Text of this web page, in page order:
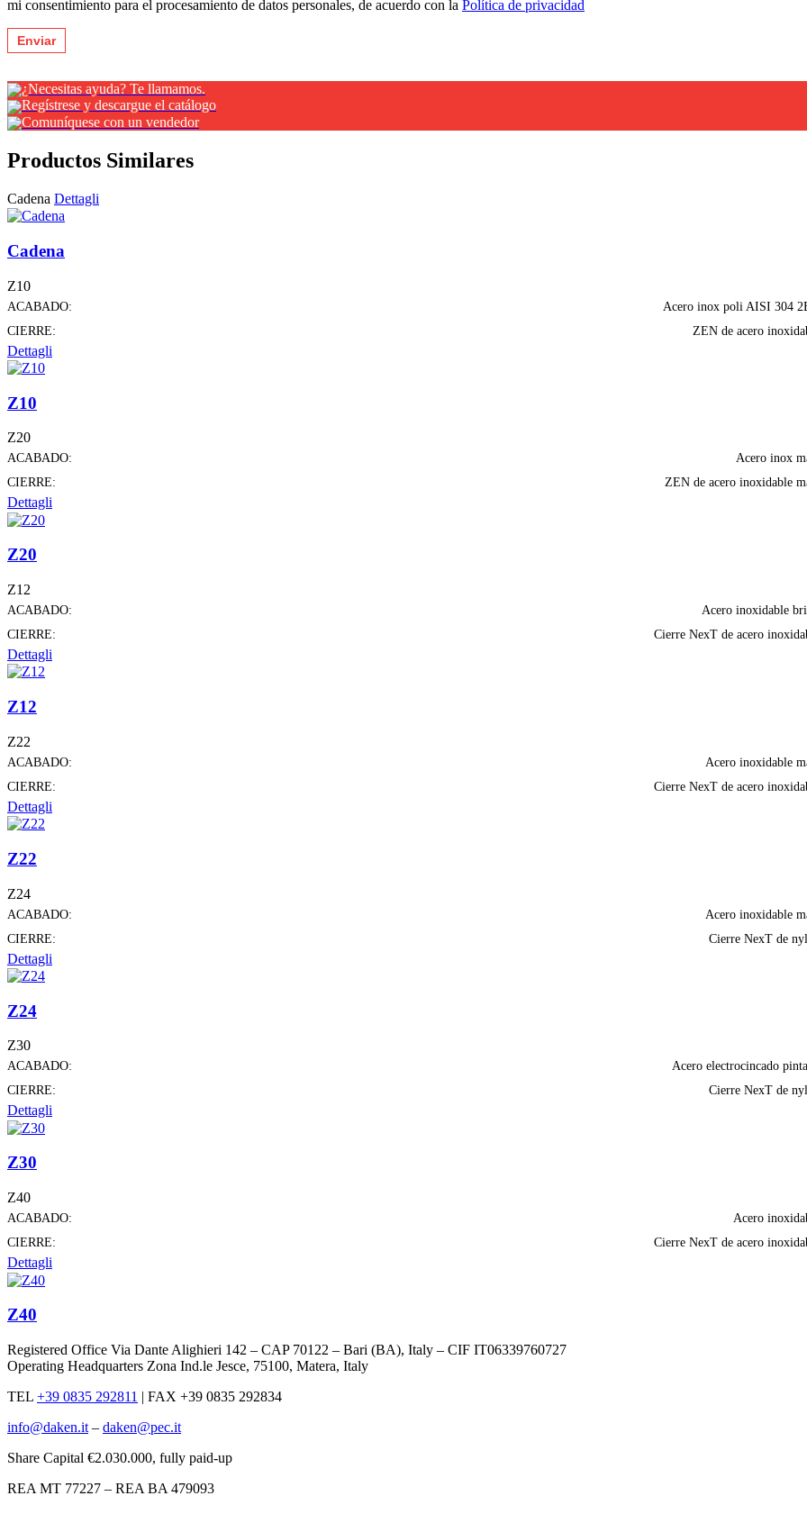
mi consentimiento para el procesamiento de datos personales, de acuerdo con la Política de privacidad
¿Necesitas ayuda? Te llamamos.
Regístrese y descargue el catálogo
Comuníquese con un vendedor
Productos Similares
Cadena Dettagli
Cadena
Z10
ACABADO:
Acero inox poli AISI 304
CIERRE:
ZEN de acero
Dettagli
Z10
Z20
ACABADO:
Acero inox
CIERRE:
ZEN de acero inoxidable
Dettagli
Z20
Z12
ACABADO:
Acero inoxidable
CIERRE:
Cierre NexT de acero
Dettagli
Z12
Z22
ACABADO:
Acero inoxidable
CIERRE:
Cierre NexT de acero
Dettagli
Z22
Z24
ACABADO:
Acero inoxidable
CIERRE:
Cierre NexT de
Dettagli
Z24
Z30
ACABADO:
Acero electrocincado
CIERRE:
Cierre NexT de
Dettagli
Z30
Z40
ACABADO:
Acero
CIERRE:
Cierre NexT de acero
Dettagli
Z40
Registered Office Via Dante Alighieri 142 – CAP 70122 – Bari (BA), Italy – CIF IT06339760727
Operating Headquarters Zona Ind.le Jesce, 75100, Matera, Italy
TEL +39 0835 292811 | FAX +39 0835 292834
info@daken.it – daken@pec.it
Share Capital €2.030.000, fully paid-up
REA MT 77227 – REA BA 479093